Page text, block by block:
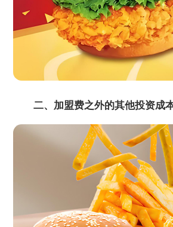
二、加盟费之外的其他投资成